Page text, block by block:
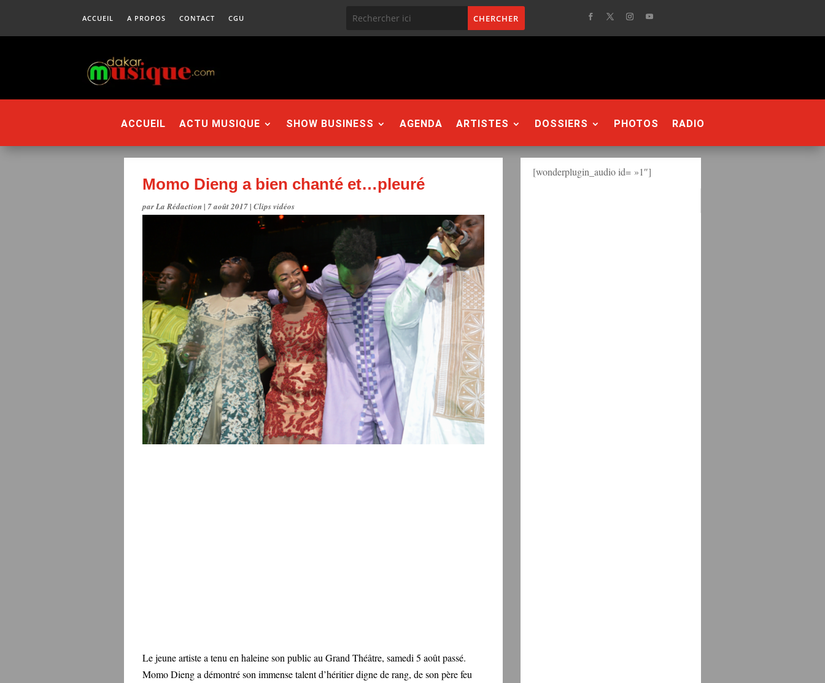
ACCUEIL A PROPOS CONTACT CGU
ACCUEIL ACTU MUSIQUE SHOW BUSINESS AGENDA ARTISTES DOSSIERS PHOTOS RADIO
Momo Dieng a bien chanté et…pleuré
parLa Rédaction| 7 août 2017| Clips vidéos
Le jeune artiste a tenu en haleine son public au Grand Théâtre, samedi 5 août passé.
Momo Dieng a démontré son immense talent d’héritier digne de rang, de son père feu
[wonderplugin_audio id= »1″]